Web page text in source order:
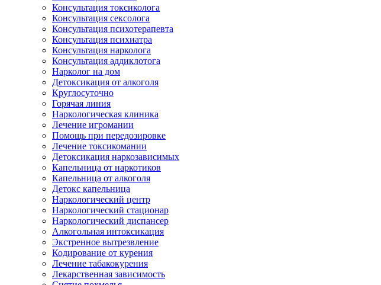
Консультация токсиколога
Консультация сексолога
Консультация психотерапевта
Консультация психиатра
Консультация нарколога
Консультация аддиклотога
Нарколог на дом
Детоксикация от алкоголя
Круглосуточно
Горячая линия
Наркологическая клиника
Лечение игромании
Помощь при передозировке
Лечение токсикомании
Детоксикация наркозависимых
Капельница от наркотиков
Капельница от алкоголя
Детокс капельница
Наркологический центр
Наркологический стационар
Наркологический диспансер
Алкогольная интоксикация
Экстренное вытрезвление
Кодирование от курения
Лечение табакокурения
Лекарственная зависимость